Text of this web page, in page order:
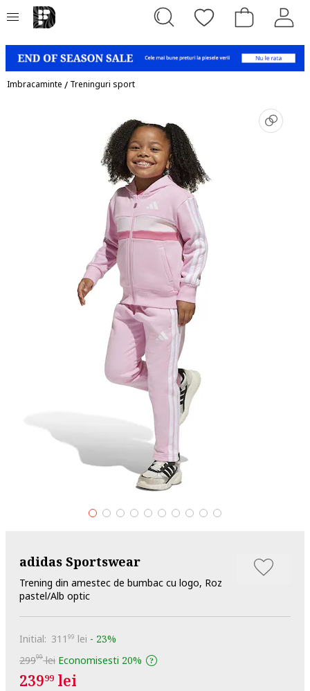
Imbracaminte / Treninguri sport
adidas Sportswear
Trening din amestec de bumbac cu logo, Roz
pastel/Alb optic
Initial: 311 99 lei - 23%
29999lei Economisesti 20%
23999 lei